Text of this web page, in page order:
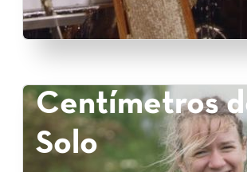
Centímetros
Solo